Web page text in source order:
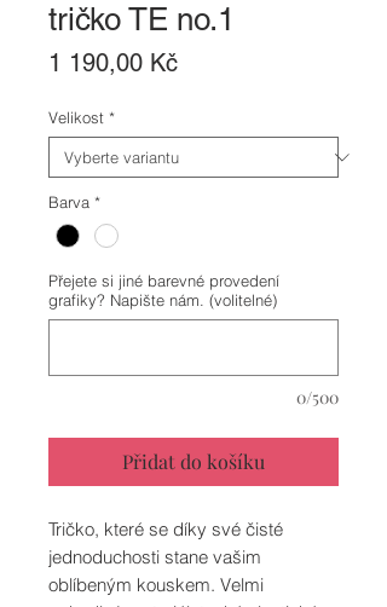
tričko TE no.1
1 190,00 KčCena
Velikost *
Barva *
Přejete si jiné barevné provedení
grafiky? Napište nám. (volitelné)
0/500
Přidat do košíku
Tričko, které se díky své čisté
jednoduchosti stane vašim
oblíbeným kouskem. Velmi